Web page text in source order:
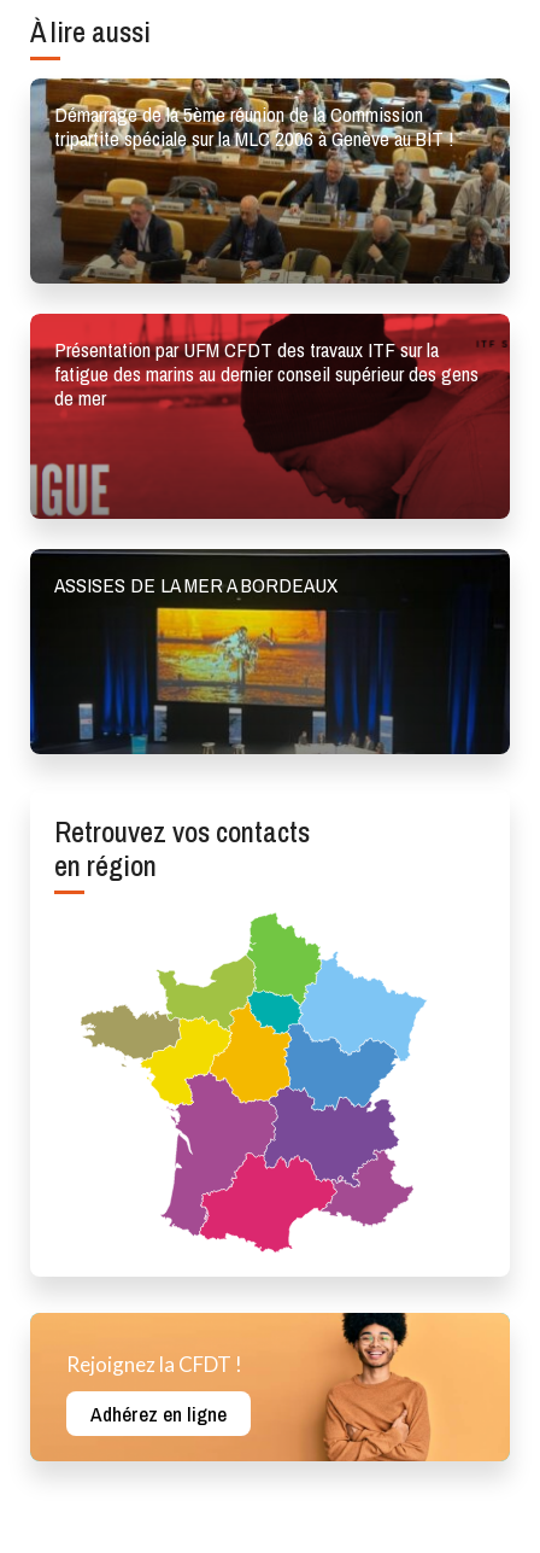
À lire aussi
Démarrage de la 5ème réunion de la Commission
tripartite spéciale sur la MLC 2006 à Genève au BIT !
Présentation par UFM CFDT des travaux ITF sur la
fatigue des marins au dernier conseil supérieur des gens
de mer
ASSISES DE LA MER A BORDEAUX
Retrouvez vos contacts
en région
Rejoignez la CFDT !
Adhérez en ligne